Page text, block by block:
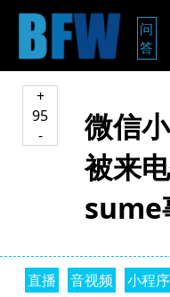
问
答
+
95
-
微信
被来
sume
直播 音视频 小程序